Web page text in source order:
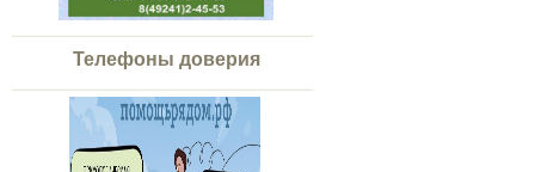
Телефоны доверия